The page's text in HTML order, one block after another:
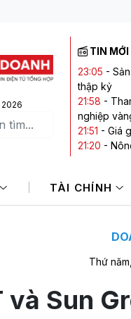
TIN MỚI
23:05 -
thập kỷ
21:58 -
nghiệp
21:51 - Giá
21:20 -
19:25-
TÀI CHÍNH
Thứ
và Sun